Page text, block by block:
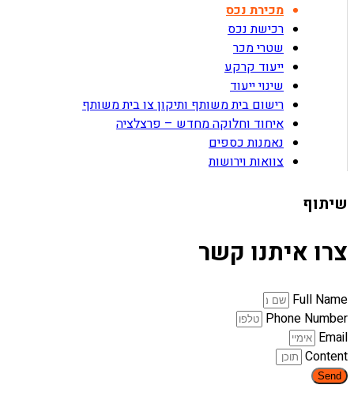
מכירת נכס
רכישת נכס
שטרי מכר
ייעוד קרקע
שינוי ייעוד
רישום בית משותף ותיקון צו בית משותף
איחוד וחלוקה מחדש – פרצלציה
נאמנות כספים
צוואות וירושות
שיתוף
צרו איתנו קשר
Full Name
Phone Number
Email
Content
Send